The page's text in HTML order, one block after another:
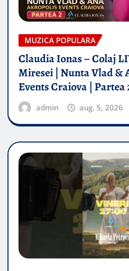
MUZICA POPULARA
Claudia Ionas – Colaj
Miresei | Nunta Vlad &
Events Craiova | Partea
admin aug. 5, 2026